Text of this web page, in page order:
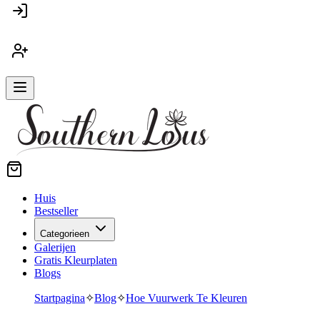
Huis
Bestseller
Categorieen
Galerijen
Gratis Kleurplaten
Blogs
Startpagina✧Blog✧Hoe Vuurwerk Te Kleuren